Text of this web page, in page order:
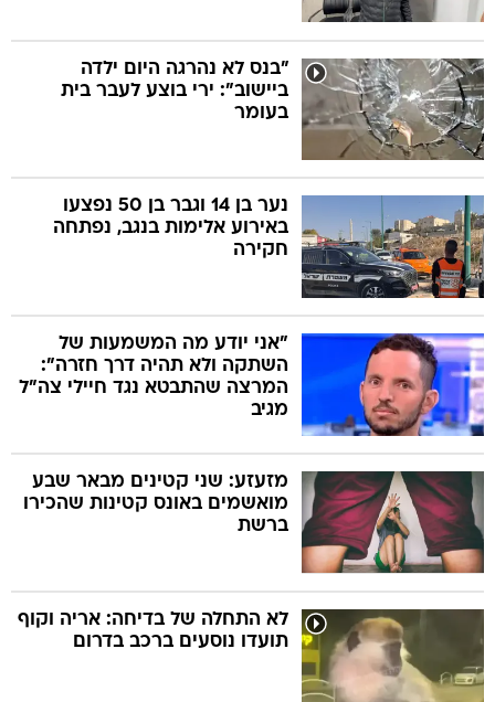
"בנס לא נהרגה היום ילדה
ביישוב": ירי בוצע לעבר בית
בעומר
נער בן 14 וגבר בן 50 נפצעו
באירוע אלימות בנגב, נפתחה
חקירה
"אני יודע מה המשמעות של
השתקה ולא תהיה דרך חזרה":
המרצה שהתבטא נגד חיילי צה"ל
מגיב
מזעזע: שני קטינים מבאר שבע
מואשמים באונס קטינות שהכירו
ברשת
לא התחלה של בדיחה: אריה וקוף
תועדו נוסעים ברכב בדרום